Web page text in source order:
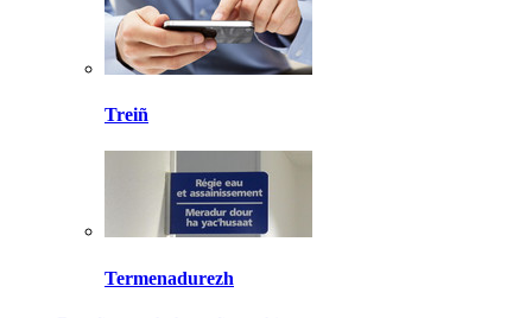
Treiñ
Termenadurezh